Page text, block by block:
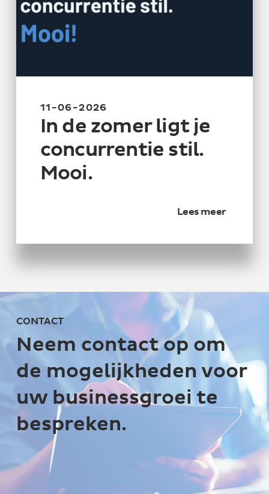
11-06-2026
In de zomer ligt je
concurrentie stil.
Mooi.
Lees meer
CONTACT
Neem contact op om
de mogelijkheden voor
uw businessgroei te
bespreken.